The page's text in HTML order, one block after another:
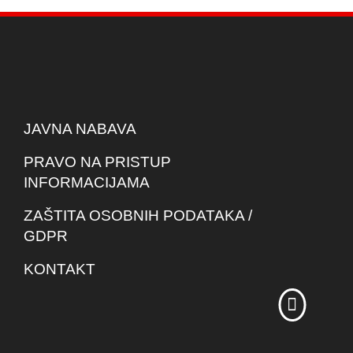
JAVNA NABAVA
PRAVO NA PRISTUP
INFORMACIJAMA
ZAŠTITA OSOBNIH PODATAKA /
GDPR
KONTAKT